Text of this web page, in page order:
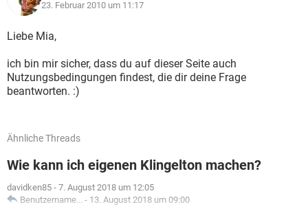
23. Februar 2010 um 11:17
Liebe Mia,
ich bin mir sicher, dass du auf dieser Seite auch
Nutzungsbedingungen findest, die dir deine Frage
beantworten. :)
Ähnliche Threads
Wie kann ich eigenen Klingelton machen?
davidken85 - 7. August 2018 um 12:05
Benutzername... - 13. August 2018 um 09:00